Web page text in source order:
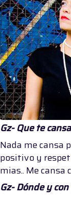
Gz- Que te
Nada me cansa
positivo y
mias.. Me cansa
Gz- Dónde y